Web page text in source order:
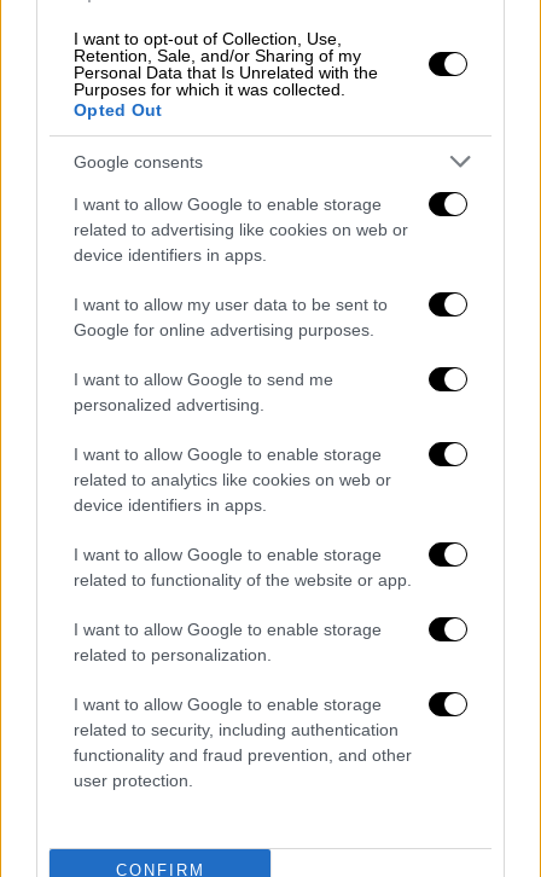
I want to opt-out of Collection, Use,
Retention, Sale, and/or Sharing of my
Personal Data that Is Unrelated with the
Purposes for which it was collected.
Opted Out
Google consents
I want to allow Google to enable storage
related to advertising like cookies on web or
device identifiers in apps.
I want to allow my user data to be sent to
Google for online advertising purposes.
I want to allow Google to send me
personalized advertising.
I want to allow Google to enable storage
related to analytics like cookies on web or
device identifiers in apps.
I want to allow Google to enable storage
related to functionality of the website or app.
I want to allow Google to enable storage
related to personalization.
I want to allow Google to enable storage
related to security, including authentication
functionality and fraud prevention, and other
user protection.
CONFIRM
Συγκεκριμένα, επιτήδειοι
απέσπασαν από
πολίτη 3.000 ευρώ, παριστάνοντας τους
λογιστές και τα χρήματα μπήκαν σε
λογαριασμό που ήταν στο όνομα της
24χρονης.
«Το παιδί ήταν νεκρό και αυτή έλεγε
ότι είναι καλά»
Αμαλιάδα και Αχαΐα ερευνώνται από τις
Αρχές, με τις συμπτώσεις και τα ανεξήγητα
Μάλιστα, ο σύντροφος της Κατερίνας, που
το 2021 έφυγε από τη ζωή το κοριτσάκι
τους, ανέφερε πως «έφυγε πεθαμένο το
παιδί από το σπίτι. Με ενημέρωσε η τότε
είπε ότι κάτι έπαθε το παιδί και ότι η Ειρήνη
του έστειλε φωτογραφία ότι πέθανε. Την
πήρα τηλέφωνο και έλεγε ότι το παιδί είναι
όπως είναι; Δεν μπορώ να κατηγορήσω, αυτά